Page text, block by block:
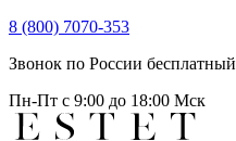
8 (800) 7070-353
Звонок по России бесплатный
Пн-Пт с 9:00 до 18:00 Мск